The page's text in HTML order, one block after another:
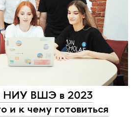
НИУ ВШЭ в 2023
и к чему готовиться